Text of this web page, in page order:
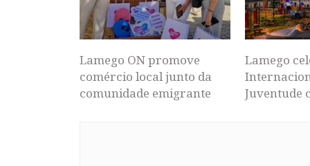
Lamego ON promove
comércio local junto da
comunidade emigrante
Lamego
Juventude